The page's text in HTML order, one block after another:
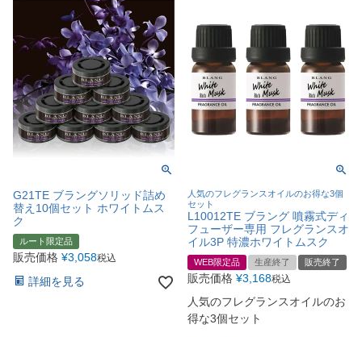
G21TE ブラングソリッド詰め
替え10個セット ホワイトムス
ク
ルート限定品
販売価格 ¥3,058税込
詳細を見る
人気のフレグランスオイルのお得な3個
セット
L10012TE ブラング 噴霧式ディ
フューザー専用 フレグランスオ
イル3P 特濃ホワイトムスク
WEB限定品 生産終了 販売終了
販売価格 ¥3,168税込
人気のフレグランスオイルのお
得な3個セット